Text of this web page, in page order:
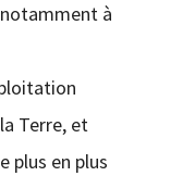
à
Terre, et
plus en plus